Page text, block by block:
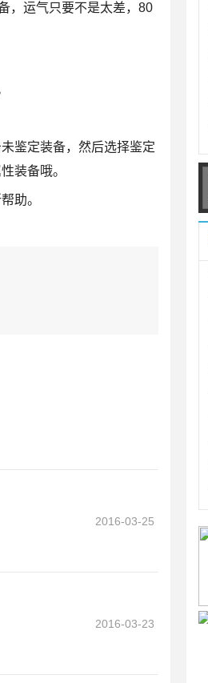
，运气只要不是太差，80
鉴定装备，然后选择鉴定
装备哦。
助。
2016-03-25
2016-03-23